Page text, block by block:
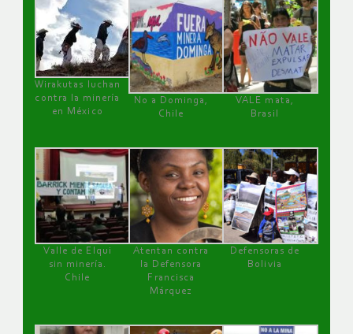
Wirakutas luchan
contra la minería
en México
No a Dominga,
Chile
VALE mata,
Brasil
Valle de Elqui
sin minería.
Chile
Atentan contra
la Defensora
Francisca
Márquez
Defensoras de
Bolivia